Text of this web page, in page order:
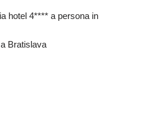
hotel 4**** a persona in
Bratislava